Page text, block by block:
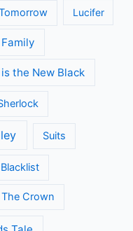
Lucifer
the New Black
Suits
The Crown